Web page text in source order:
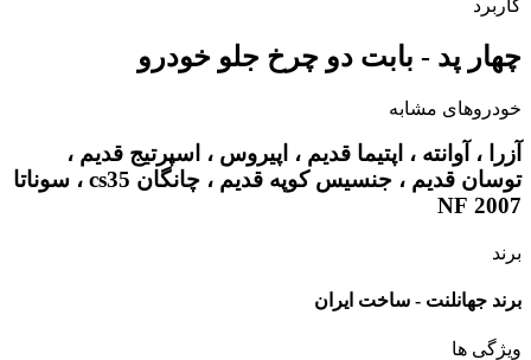
کاربرد
چهار پد - بابت دو چرخ جلو خودرو
خودروهای مشابه
آزرا ، آوانته ، اپتیما قدیم ، اپیروس ، اسپرتیج قدیم ،
توسان قدیم ، جنسیس کوپه قدیم ، چانگان cs35 ، سوناتا
2007 NF
برند
برند جهانلنت - ساخت ایران
ویژگی ها